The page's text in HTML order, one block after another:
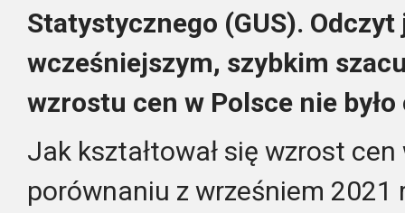
Statystycznego (GUS).
wcześniejszym, szybkim
wzrostu cen w Polsce nie było
Jak kształtował się wzrost
porównaniu z wrześniem 2021